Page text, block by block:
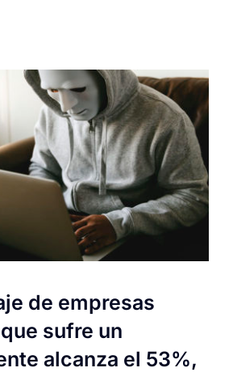
de empresas
sufre un
alcanza el 53%,